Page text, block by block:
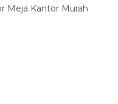
Meja Kantor Murah